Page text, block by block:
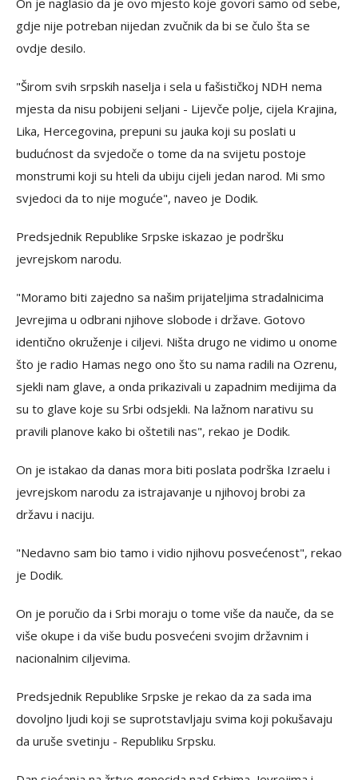
gdje nije potreban nijedan zvučnik da bi se čulo šta se
ovdje desilo.
"Širom svih srpskih naselja i sela u fašističkoj NDH nema
mjesta da nisu pobijeni seljani - Lijevče polje, cijela Krajina,
Lika, Hercegovina, prepuni su jauka koji su poslati u
budućnost da svjedoče o tome da na svijetu postoje
monstrumi koji su hteli da ubiju cijeli jedan narod. Mi smo
svjedoci da to nije moguće", naveo je Dodik.
Predsjednik Republike Srpske iskazao je podršku
jevrejskom narodu.
"Moramo biti zajedno sa našim prijateljima stradalnicima
Jevrejima u odbrani njihove slobode i države. Gotovo
identično okruženje i ciljevi. Ništa drugo ne vidimo u onome
što je radio Hamas nego ono što su nama radili na Ozrenu,
sjekli nam glave, a onda prikazivali u zapadnim medijima da
su to glave koje su Srbi odsjekli. Na lažnom narativu su
pravili planove kako bi oštetili nas", rekao je Dodik.
On je istakao da danas mora biti poslata podrška Izraelu i
jevrejskom narodu za istrajavanje u njihovoj brobi za
državu i naciju.
"Nedavno sam bio tamo i vidio njihovu posvećenost", rekao
je Dodik.
On je poručio da i Srbi moraju o tome više da nauče, da se
više okupe i da više budu posvećeni svojim državnim i
nacionalnim ciljevima.
Predsjednik Republike Srpske je rekao da za sada ima
dovoljno ljudi koji se suprotstavljaju svima koji pokušavaju
da uruše svetinju - Republiku Srpsku.